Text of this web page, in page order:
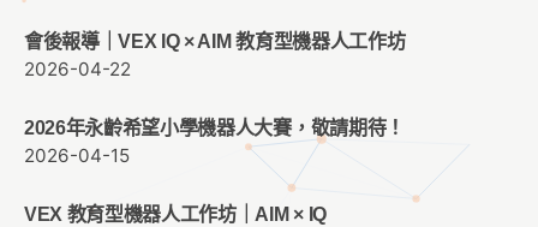
會後報導｜VEX IQ × AIM 教育型機器人工作坊
2026-04-22
2026年永齡希望小學機器人大賽，敬請期待！
2026-04-15
VEX 教育型機器人工作坊｜AIM × IQ